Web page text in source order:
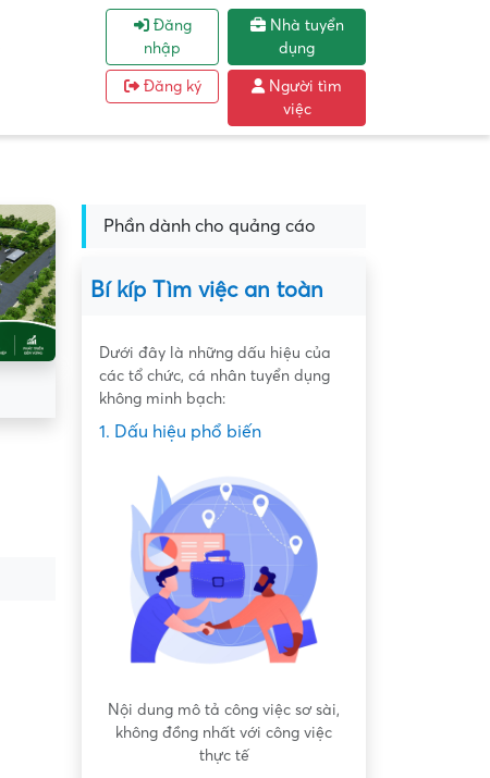
Đăng
nhập
Đăng ký
Nhà tuyển
dụng
Người tìm
việc
Phần dành cho quảng cáo
Bí kíp Tìm việc an toàn
Dưới đây là những dấu hiệu của
các tổ chức, cá nhân tuyển dụng
không minh bạch:
1. Dấu hiệu phổ biến
Nội dung mô tả công việc sơ sài,
không đồng nhất với công việc
thực tế